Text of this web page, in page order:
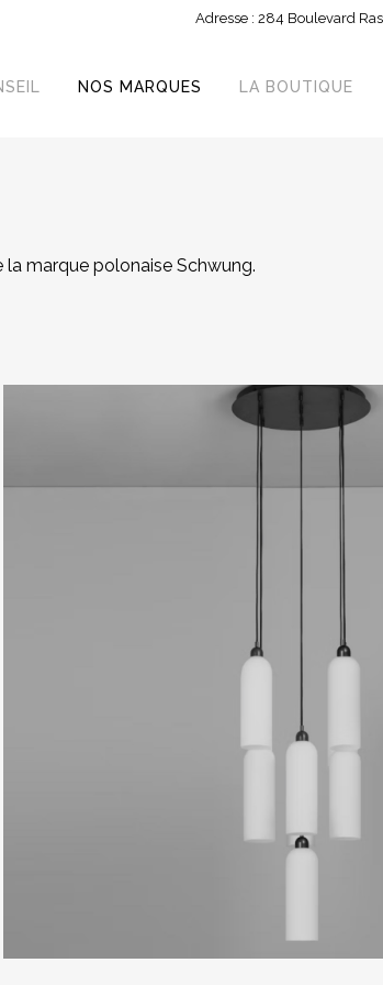
Adresse : 284 Boulevard
NOS MARQUES LA BOUTIQUE
marque polonaise Schwung.